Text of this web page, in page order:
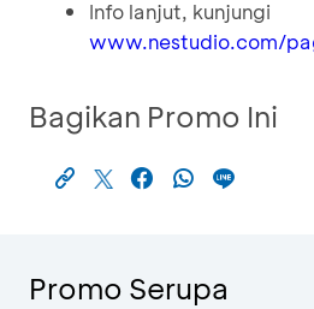
Info lanjut, kunjungi
www.nestudio.com/
Bagikan Promo Ini
Promo Serupa